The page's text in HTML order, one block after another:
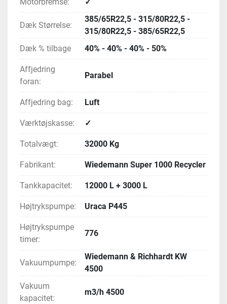
Dæk Størrelse:
385/65R22,5 - 315/80R22,5 -
315/80R22,5 - 385/65R22,5
Dæk % tilbage
40% - 40% - 40% - 50%
Affjedring
foran:
Parabel
Affjedring bag: Luft
Værktøjskasse: ✓
Totalvægt: 32000 Kg
Fabrikant: Wiedemann Super 1000 Recycler
Tankkapacitet: 12000 L + 3000 L
Højtrykspumpe: Uraca P445
Højtrykspumpe
timer:
776
Vakuumpumpe:
Wiedemann & Richhardt KW
4500
Vakuum
kapacitet:
m3/h 4500